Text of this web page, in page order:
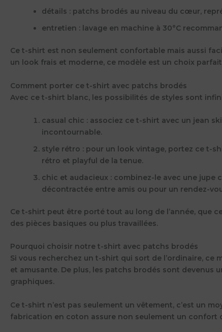
détails : patchs brodés au niveau du cœur,
entretien : lavage en machine à 30°C
Ce t-shirt est non seulement confortable mais aussi
un look frais et moderne, ce modèle est un choix
Comment porter ce t-shirt avec patchs brodés
Avec ce t-shirt blanc, les possibilités de styles sont
casual chic : associez ce t-shirt avec un jean
incontournable.
style rétro : pour un look vintage, portez ce t-
rétro et playful de la tenue.
chic et audacieux : combinez-le avec une jupe
décontractée entre amis ou pour un rendez-
Ce t-shirt peut être porté tout au long de l’année, que
des pièces basiques ou plus travaillées.
Pourquoi choisir notre t-shirt avec patchs brodés
Si vous recherchez un t-shirt qui sort de l’ordinaire,
et amusante. De plus, les patchs brodés sont
graphiques.
Ce t-shirt n’est pas seulement un vêtement, c’est un
fabrication en coton assure non seulement un confort